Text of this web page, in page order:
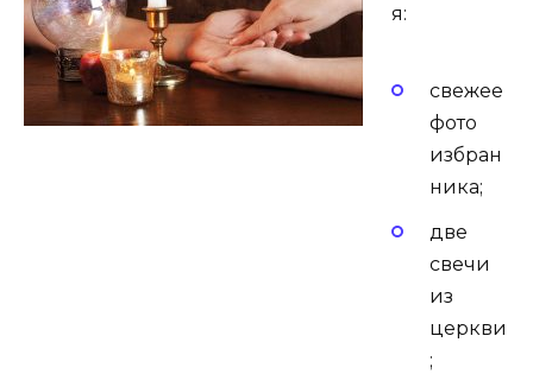
я:
свежее
фото
избран
ника;
две
свечи
из
церкви
;